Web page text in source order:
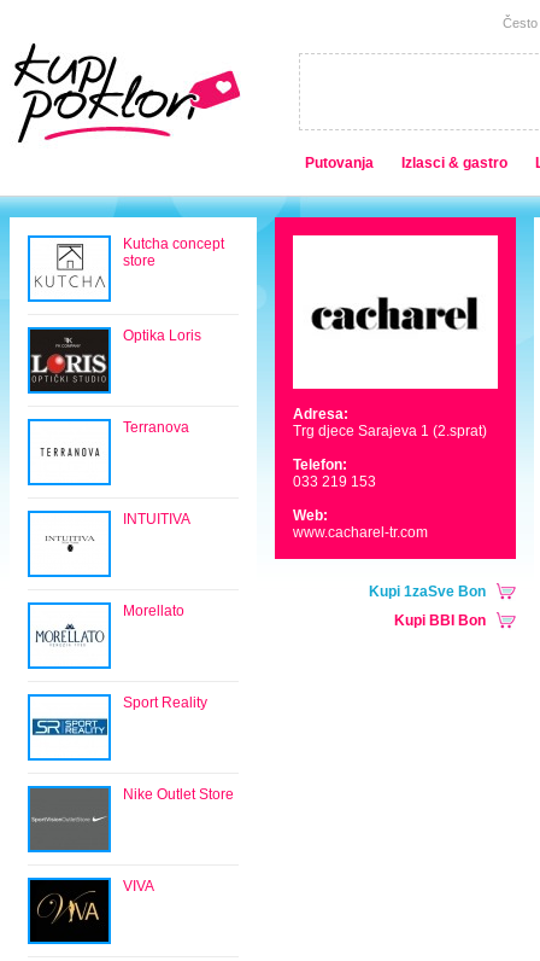
Često
Putovanja Izlasci & gastro
Kutcha concept
store
Optika Loris
Terranova
INTUITIVA
Morellato
Sport Reality
Nike Outlet Store
VIVA
Adresa:
Trg djece Sarajeva 1 (2.sprat)
Telefon:
033 219 153
Web:
www.cacharel-tr.com
Kupi 1zaSve Bon
Kupi BBI Bon